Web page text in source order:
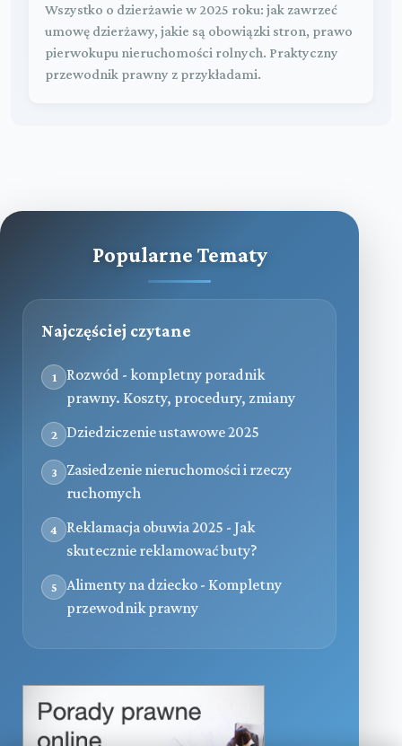
Wszystko o dzierżawie w 2025 roku: jak zawrzeć
umowę dzierżawy, jakie są obowiązki stron, prawo
pierwokupu nieruchomości rolnych. Praktyczny
przewodnik prawny z przykładami.
Popularne Tematy
Najczęściej czytane
1
Rozwód - kompletny poradnik
prawny. Koszty, procedury, zmiany
2 Dziedziczenie ustawowe 2025
3
Zasiedzenie nieruchomości i rzeczy
ruchomych
4
Reklamacja obuwia 2025 - Jak
skutecznie reklamować buty?
5
Alimenty na dziecko - Kompletny
przewodnik prawny